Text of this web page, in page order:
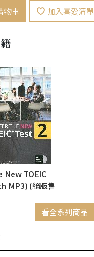
物車 加入喜愛清單
New TOEIC
MP3) (絕版售
看全系列商品